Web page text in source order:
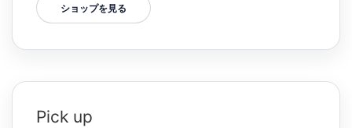
ショップを見る
Pick up